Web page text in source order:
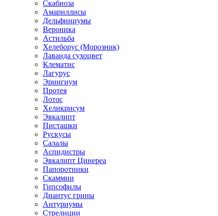
Скабиоза
Амариллисы
Дельфиниумы
Вероника
Астильба
Хелеборус (Морозник)
Лаванда сухоцвет
Клематис
Лагурус
Эрингиум
Протея
Лотос
Хеликрисум
Эвкалипт
Писташки
Рускусы
Салалы
Аспидистры
Эвкалипт Цинереа
Папоротники
Скаммии
Гипсофилы
Диантус грины
Антуриумы
Стрелиции